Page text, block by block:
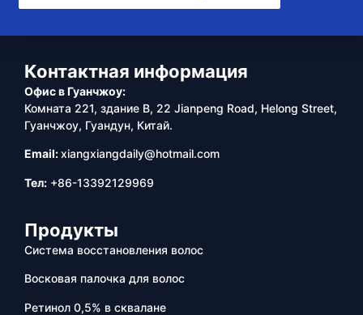
Контактная информация
Офис в Гуанчжоу:
Комната 221, здание B, 22 Jianpeng Road, Helong Street,
Гуанчжоу, Гуандун, Китай.
Email:xiangxiangdaily@hotmail.com
Тел: +86-13392129969
Продукты
Система восстановления волос
Восковая палочка для волос
Ретинол 0,5% в сквалане